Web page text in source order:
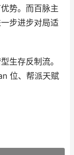
势。而百脉主
步进步对局适
生存反制流。
位、帮派天赋